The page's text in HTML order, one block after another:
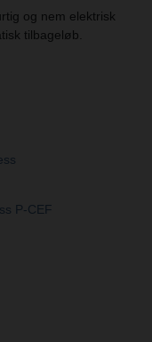
og nem elektrisk
tilbageløb.
P-CEF